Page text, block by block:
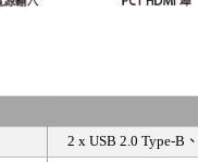
2 x USB 2.0 Type-B 、